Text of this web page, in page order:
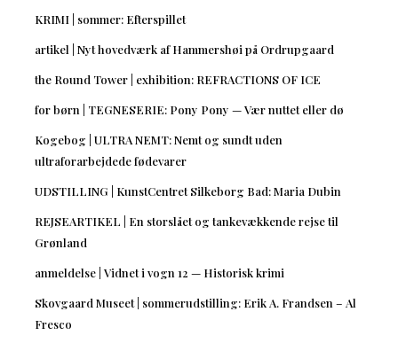
KRIMI | sommer: Efterspillet
artikel | Nyt hovedværk af Hammershøi på Ordrupgaard
the Round Tower | exhibition: REFRACTIONS OF ICE
for børn | TEGNESERIE: Pony Pony — Vær nuttet eller dø
Kogebog | ULTRA NEMT: Nemt og sundt uden
ultraforarbejdede fødevarer
UDSTILLING | KunstCentret Silkeborg Bad: Maria Dubin
REJSEARTIKEL | En storslået og tankevækkende rejse til
Grønland
anmeldelse | Vidnet i vogn 12 — Historisk krimi
Skovgaard Museet | sommerudstilling: Erik A. Frandsen – Al
Fresco